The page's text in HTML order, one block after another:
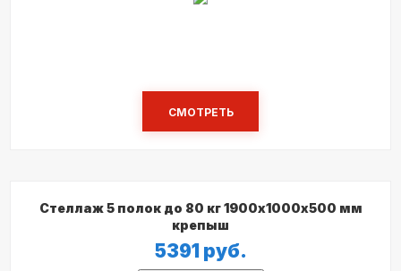
СМОТРЕТЬ
Стеллаж 5 полок до 80 кг 1900х1000х500 мм
крепыш
5391руб.